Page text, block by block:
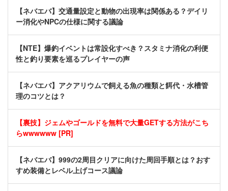
【ネバエバ】交通量設定と動物の出現率は関係ある？デイリ
ー消化やNPCの仕様に関する議論
【NTE】爆釣イベントは常設化すべき？スタミナ消化の利便
性と釣り要素を巡るプレイヤーの声
【ネバエバ】アクアリウムで飼える魚の種類と餌代・水槽管
理のコツとは？
【裏技】ジェムやゴールドを無料で大量GETする方法がこち
らwwwwww [PR]
【ネバエバ】999の2周目クリアに向けた周回手順とは？おす
すめ装備とレベル上げコース議論